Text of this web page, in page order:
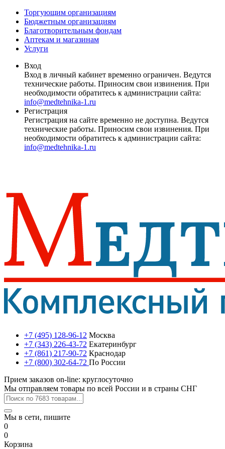
Торгующим организациям
Бюджетным организациям
Благотворительным фондам
Аптекам и магазинам
Услуги
Вход
Вход в личный кабинет временно ограничен. Ведутся
технические работы. Приносим свои извинения. При
необходимости обратитесь к администрации сайта:
info@medtehnika-1.ru
Регистрация
Регистрация на сайте временно не доступна. Ведутся
технические работы. Приносим свои извинения. При
необходимости обратитесь к администрации сайта:
info@medtehnika-1.ru
+7 (495) 128-96-12 Москва
+7 (343) 226-43-72 Екатеринбург
+7 (861) 217-90-72 Краснодар
+7 (800) 302-64-72 По России
Прием заказов on-line: круглосуточно
Мы отправляем товары по всей России и в страны СНГ
Мы в сети, пишите
0
0
Корзина